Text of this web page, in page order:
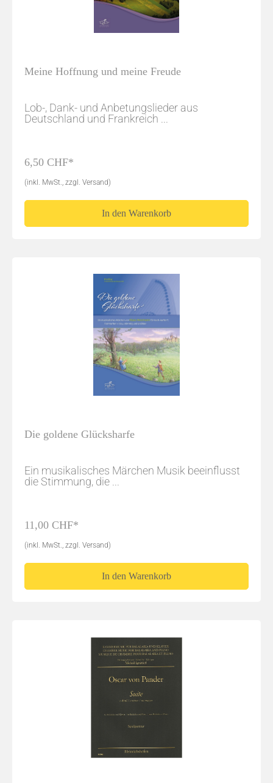
Meine Hoffnung und meine Freude
Lob-, Dank- und Anbetungslieder aus
Deutschland und Frankreich ...
6,50 CHF*
(inkl. MwSt., zzgl. Versand)
In den Warenkorb
Die goldene Glücksharfe
Ein musikalisches Märchen Musik beeinflusst
die Stimmung, die ...
11,00 CHF*
(inkl. MwSt., zzgl. Versand)
In den Warenkorb